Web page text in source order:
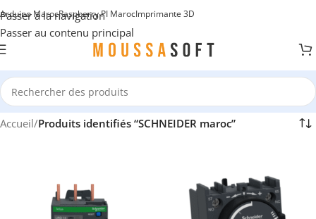
Passer à la navigation
Passer au contenu principal
Arduino MarocRaspberry PI MarocImprimante 3D
Accueil/Produits identifiés “SCHNEIDER maroc”